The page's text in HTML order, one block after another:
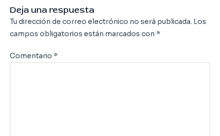
Deja una respuesta
Tu dirección de correo electrónico no será publicada. Los
campos obligatorios están marcados con *
Comentario *